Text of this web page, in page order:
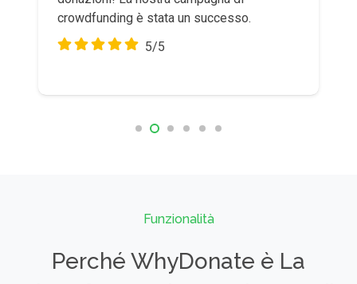
crowdfunding è stata un successo.
5/5
raccolte fondi private.
5/5
Funzionalità
Perché WhyDonate è La